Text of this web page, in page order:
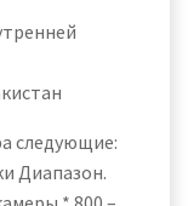
следующие:
Диапазон.